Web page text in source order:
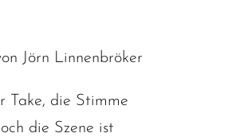
Jörn Linnenbröker
Take, die Stimme
die Szene ist